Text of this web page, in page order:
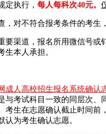
定执行， 每人每科次40元。
对不符合报考条件的考生
要渠道，报名所用微信号
本人承担。
人高校招生报名系统确认
考试科目一致的同层次
生在志愿确认截止时间
为考生确认志愿。